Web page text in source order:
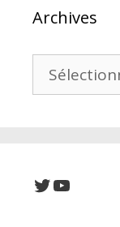
Archives
Archives
Twitter
YouTube